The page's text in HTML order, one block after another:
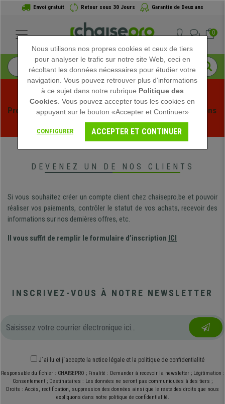
Envoi gratuit Retour sous 30 Jours Garantie de Deux ans
0
Profitez des soldes d'été chez Chaisepro ! Des réductions
exclusives pour une durée limitée - Voir l'offre
DEVENEZ UN DE NOS CLIENTS
Si vous souhaitez créer un compte client chez chaisepro.be et pouvoir
réaliser vos paiements, contrôler le statut de vos achats, recevoir des
informations sur nos dernières offres, etc.
Il vous suffit de remplir le formulaire d’inscription ICI
INSCRIVEZ-VOUS À NOTRE NEWSLETTER
J´ai lu et j´accepte la notice légale et la politique de confidentialité
Responsable du fichier : CHAISEPRO ; Finalité : Demander à recevoir la newsletter ; Légitimation :
Consentement ; Destinataires : Les données ne seront pas communiquées à des tiers ;
Droits : Accès, rectification, suppression des données ainsi que le reste des droits que nous
expliquons dans notre politique de confidentialité.
Nous utilisons nos propres cookies et ceux de tiers
pour analyser le trafic sur notre site Web, ceci en
récoltant les données nécessaires pour étudier votre
navigation. Vous pouvez retrouver plus d'informations
à ce sujet dans notre rubrique Politique des
Cookies . Vous pouvez accepter tous les cookies en
appuyant sur le bouton «Accepter et Continuer»
CONFIGURER ACCEPTER ET CONTINUER